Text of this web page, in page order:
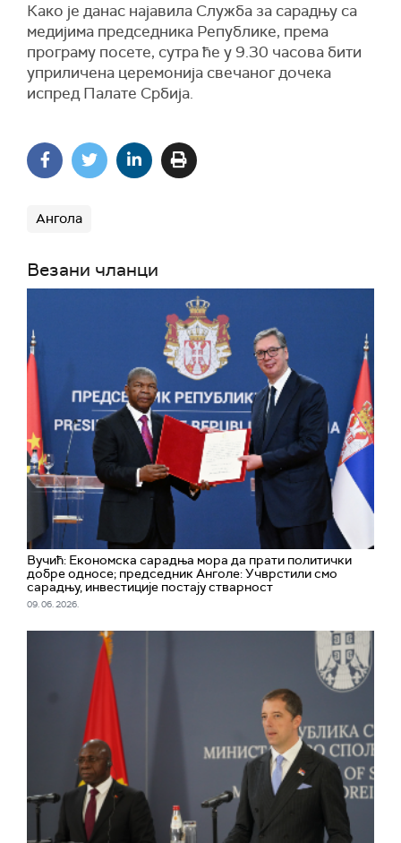
Како је данас најавила Служба за сарадњу са
медијима председника Републике, према
програму посете, сутра ће у 9.30 часова бити
уприличена церемонија свечаног дочека
испред Палате Србија.
Ангола
Везани чланци
Вучић: Економска сарадња мора да прати политички
добре односе; председник Анголе: Учврстили смо
сарадњу, инвестиције постају стварност
09. 06. 2026.